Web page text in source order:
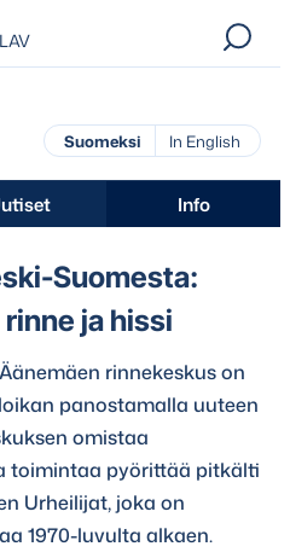
Suomeksi In English
Info
Suomesta:
ja hissi
rinnekeskus on
panostamalla uuteen
omistaa
toimintaa pyörittää pitkälti
Urheilijat, joka on
1970-luvulta alkaen.